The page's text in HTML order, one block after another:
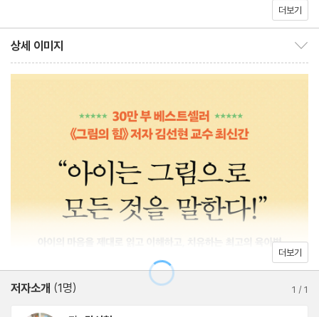
그림 그리기는 쉽게 하는 놀이처럼 보여도, 사실 여러 가지 범위의
이다. 미술활동은 이러한 갈등 요소들을 단합시켜 창조적인 측면으
로 발산하는 힘을 기르게 해준다. 이러한 미술활동의 긍정적인 효과
이 책을 통해 아이가 단단한 내면을 키우는 힘(정서), 세상과 소통하
는 힘(사회성), 문제를 극복하는 힘(문제해결), 스스로의 속도를 믿
는 힘(자존감)을 두루 갖추게 도울 수 있을 것이다.
엄마도 엄마의 지붕이 필요하다
* 마음지붕 테라피·아이의 자아상을 볼 수 있는 HTP 검사
PART 2 단단한 내면을 키우는 힘
자율성| 스스로 선택하고 결정할 수 있는 기회를 주세요
감정 표현| 알아차리고 받아들이고 표현할 수 있도록
신체상| 타인의 기준이 아닌 나의 아름다움 일깨우기
인정 욕구| 결과가 아닌 ‘과정’과 ‘노력’을 칭찬하세요
* 마음지붕 테라피·그림으로 보는 우리 가족의 모습과 학교생활
더보기
상세 이미지
더보기
저자소개 (1명) 1 /1